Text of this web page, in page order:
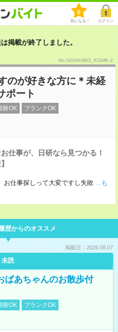
0
気になる！ ログイン
掲載が終了しました。
No.NSGKW03_KGMK-2
のが好きな方に＊未経
ポート
験OK ブランクOK
仕事が、日研なら見つかる！
お仕事探しって大変ですし失敗 ...も
歴からのオススメ
掲載日：2026.08.07
未読
ばあちゃんのお散歩付
験OK
ブランクOK